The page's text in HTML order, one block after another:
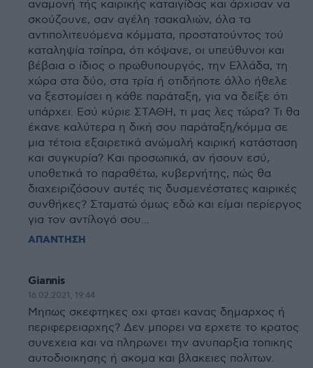
αναμονή τής καιρικής καταιγίδας και άρχισαν να
σκούζουνε, σαν αγέλη τσακαλιών, όλα τα
αντιπολιτευόμενα κόμματα, προστατούντος τού
καταληψία τσίπρα, ότι κόψανε, οι υπεύθυνοι και
βέβαια ο ίδιος ο πρωθυπουργός, την Ελλάδα, τη
χώρα στα δύο, στα τρία ή οτιδήποτε άλλο ήθελε
να ξεστομίσει η κάθε παράταξη, για να δείξε ότι
υπάρχει. Εσύ κύριε ΣΤΑΘΗ, τι μας λες τώρα? Τι θα
έκανε καλύτερα η δική σου παράταξη/κόμμα σε
μια τέτοια εξαιρετικά ανώμαλή καιρική κατάσταση
και συγκυρία? Και προσωπικά, αν ήσουν εσύ,
υποθετικά το παραθέτω, κυβερνήτης, πώς θα
διαχειριζόσουν αυτές τις δυσμενέστατες καιρικές
συνθήκες? Σταματώ όμως εδώ και είμαι περίεργος
για τον αντίλογό σου...
ΑΠΑΝΤΗΣΗ
Giannis
16.02.2021, 19:44
Μηπως σκεφτηκες οχι φταει κανας δημαρχος ή
περιφερειαρχης? Δεν μπορει να ερχετε το κρατος
συνεχεια και να πληρωνει την ανυπαρξια τοπικης
αυτοδιοικησης ή ακομα και βλακειες πολιτων.